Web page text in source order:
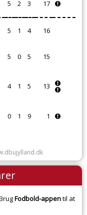
5 2 3 17
5 1 4 16
5 0 5 15
4 1 5 13
0 1 9 1
Fodbold-appentil at